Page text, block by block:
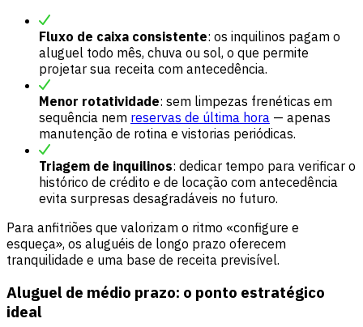
Fluxo de caixa consistente: os inquilinos pagam o
aluguel todo mês, chuva ou sol, o que permite
projetar sua receita com antecedência.
Menor rotatividade: sem limpezas frenéticas em
sequência nem reservas de última hora — apenas
manutenção de rotina e vistorias periódicas.
Triagem de inquilinos: dedicar tempo para verificar o
histórico de crédito e de locação com antecedência
evita surpresas desagradáveis no futuro.
Para anfitriões que valorizam o ritmo «configure e
esqueça», os aluguéis de longo prazo oferecem
tranquilidade e uma base de receita previsível.
Aluguel de médio prazo: o ponto estratégico
ideal